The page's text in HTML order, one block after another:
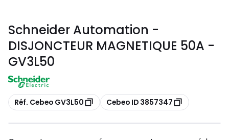
Schneider Automation -
DISJONCTEUR MAGNETIQUE 50A -
GV3L50
Copier
Réf. Cebeo GV3L50 Copier
Cebeo ID 3857347